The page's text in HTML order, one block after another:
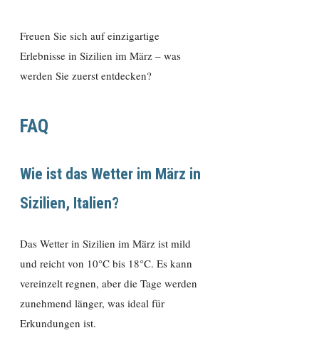
Freuen Sie sich auf einzigartige
Erlebnisse in Sizilien im März – was
werden Sie zuerst entdecken?
FAQ
Wie ist das Wetter im März in
Sizilien, Italien?
Das Wetter in Sizilien im März ist mild
und reicht von 10°C bis 18°C. Es kann
vereinzelt regnen, aber die Tage werden
zunehmend länger, was ideal für
Erkundungen ist.